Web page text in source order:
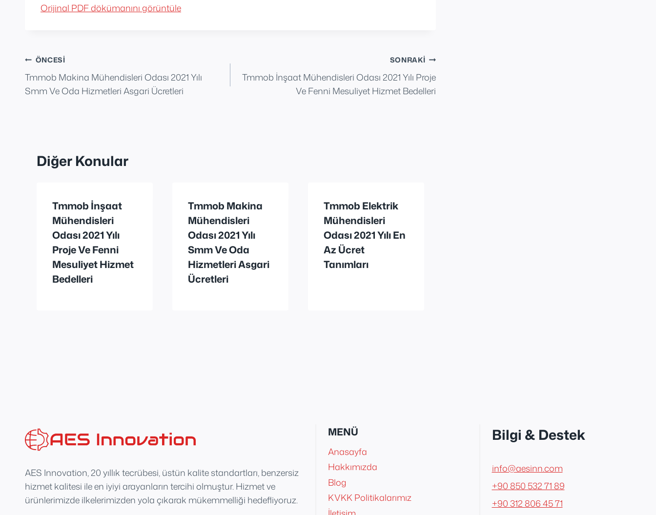
Orijinal PDF dökümanını görüntüle
Yazı
gezinmesi
ÖNCESI
Tmmob Makina Mühendisleri Odası 2021 Yılı
Smm Ve Oda Hizmetleri Asgari Ücretleri
SONRAKI
Tmmob İnşaat Mühendisleri Odası 2021 Yılı Proje
Ve Fenni Mesuliyet Hizmet Bedelleri
Diğer Konular
Tmmob İnşaat
Mühendisleri
Odası 2021 Yılı
Proje Ve Fenni
Mesuliyet Hizmet
Bedelleri
Tmmob Makina
Mühendisleri
Odası 2021 Yılı
Smm Ve Oda
Hizmetleri Asgari
Ücretleri
Tmmob Elektrik
Mühendisleri
Odası 2021 Yılı En
Az Ücret
Tanımları
AES Innovation, 20 yıllık tecrübesi, üstün kalite standartları, benzersiz
hizmet kalitesi ile en iyiyi arayanların tercihi olmuştur. Hizmet ve
ürünlerimizde ilkelerimizden yola çıkarak mükemmelliği hedefliyoruz.
MENÜ
Anasayfa
Hakkımızda
Blog
KVKK Politikalarımız
Bilgi & Destek
info@aesinn.com
+90 850 532 71 89
+90 312 806 45 71